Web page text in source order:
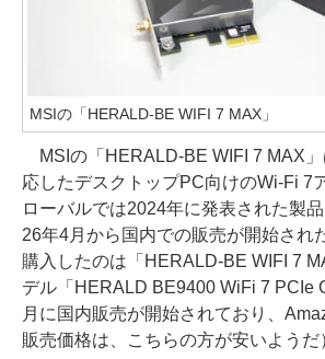
MSIの「HERALD-BE WIFI 7 MAX」
MSIの「HERALD-BE WIFI 7 MAX
応したデスクトップPC向けのWi-Fi 7
ローバルでは2024年に発表された製
26年4月から国内での販売が開始され
購入したのは「HERALD-BE WIFI 7
デル「HERALD BE9400 WiFi 7 PCIe
月に国内販売が開始されており、
販売価格は、こちらの方が安いようだ